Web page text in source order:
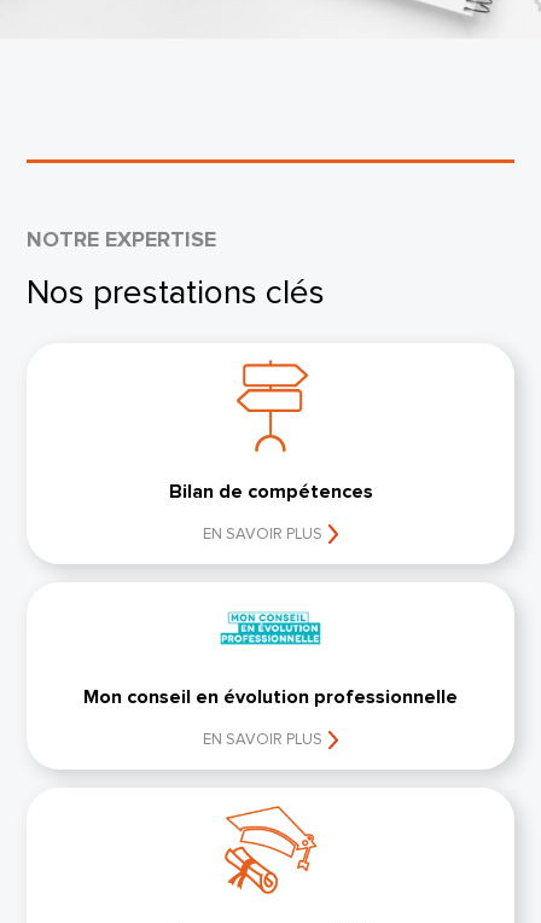
NOTRE EXPERTISE
Nos prestations clés
Bilan de compétences
EN SAVOIR PLUS
Mon conseil en évolution professionnelle
EN SAVOIR PLUS